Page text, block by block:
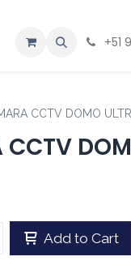
+51
CCTV DOMO
Add to Cart